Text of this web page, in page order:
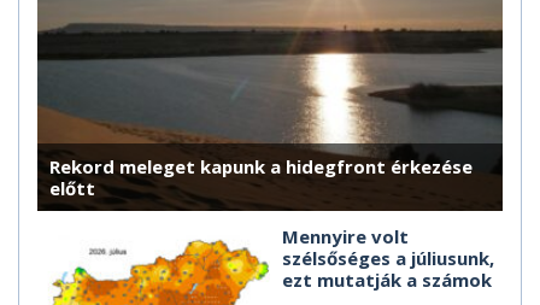
Rekord meleget kapunk a hidegfront érkezése
előtt
Mennyire volt
szélsőséges a júliusunk,
ezt mutatják a számok